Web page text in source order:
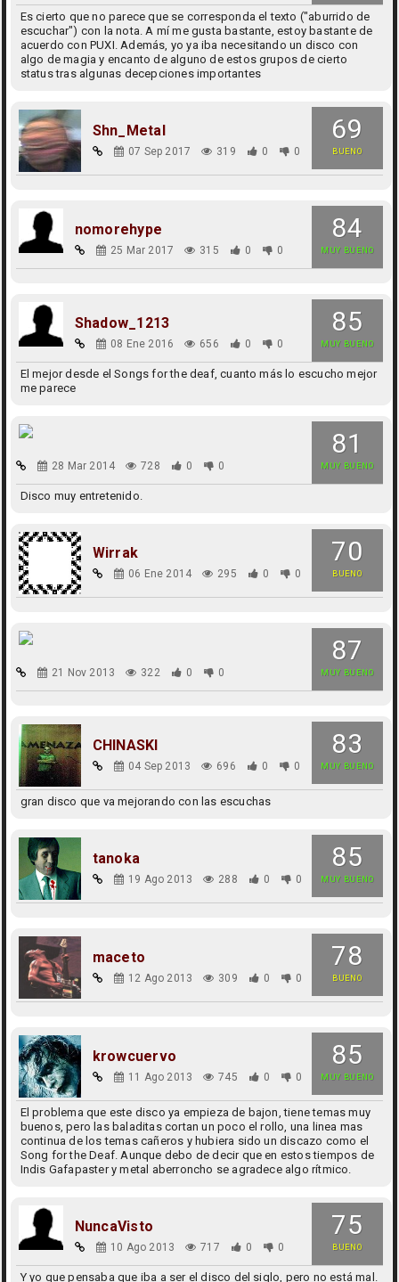
Es cierto que no parece que se corresponda el texto ("aburrido de
escuchar") con la nota. A mí me gusta bastante, estoy bastante de
acuerdo con PUXI. Además, yo ya iba necesitando un disco con
algo de magia y encanto de alguno de estos grupos de cierto
status tras algunas decepciones importantes
69
BUENO
Shn_Metal
07 Sep 2017 319 0 0
84
MUY BUENO
nomorehype
25 Mar 2017 315 0 0
85
MUY BUENO
Shadow_1213
08 Ene 2016 656 0 0
El mejor desde el Songs for the deaf, cuanto más lo escucho mejor
me parece
81
MUY BUENO
28 Mar 2014 728 0 0
Disco muy entretenido.
70
BUENO
Wirrak
06 Ene 2014 295 0 0
87
MUY BUENO
21 Nov 2013 322 0 0
83
MUY BUENO
CHINASKI
04 Sep 2013 696 0 0
gran disco que va mejorando con las escuchas
85
MUY BUENO
tanoka
19 Ago 2013 288 0 0
78
BUENO
maceto
12 Ago 2013 309 0 0
85
MUY BUENO
krowcuervo
11 Ago 2013 745 0 0
El problema que este disco ya empieza de bajon, tiene temas muy
buenos, pero las baladitas cortan un poco el rollo, una linea mas
continua de los temas cañeros y hubiera sido un discazo como el
Song for the Deaf. Aunque debo de decir que en estos tiempos de
Indis Gafapaster y metal aberroncho se agradece algo rítmico.
75
BUENO
NuncaVisto
10 Ago 2013 717 0 0
Y yo que pensaba que iba a ser el disco del siglo, pero no está mal.